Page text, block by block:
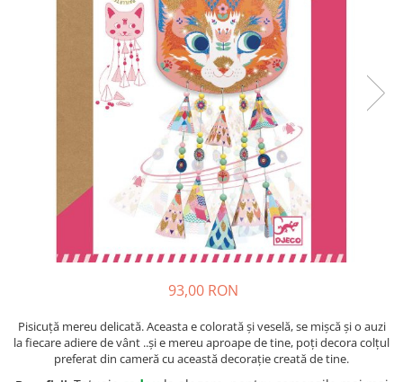
93,00 RON
Pisicuță mereu delicată. Aceasta e colorată și veselă, se mișcă și o auzi
la fiecare adiere de vânt ..și e mereu aproape de tine, poți decora colțul
preferat din cameră cu această decorație creată de tine.